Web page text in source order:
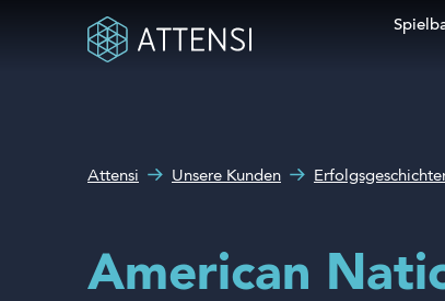
Produkte und Lösungen
helfen?
Attensi Unsere Kunden
American